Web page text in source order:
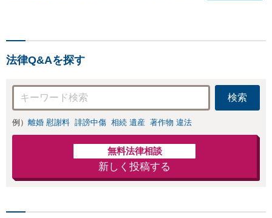
法律Q&Aを探す
検索
例） 離婚 慰謝料 誹謗中傷 相続 遺産 著作物 違法
無料法律相談
新しく投稿する